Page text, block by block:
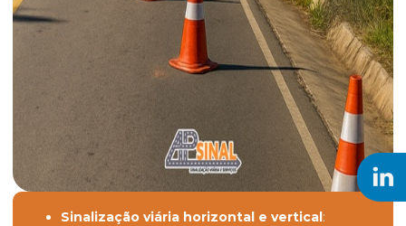
Sinalização viária horizontal e vertical: